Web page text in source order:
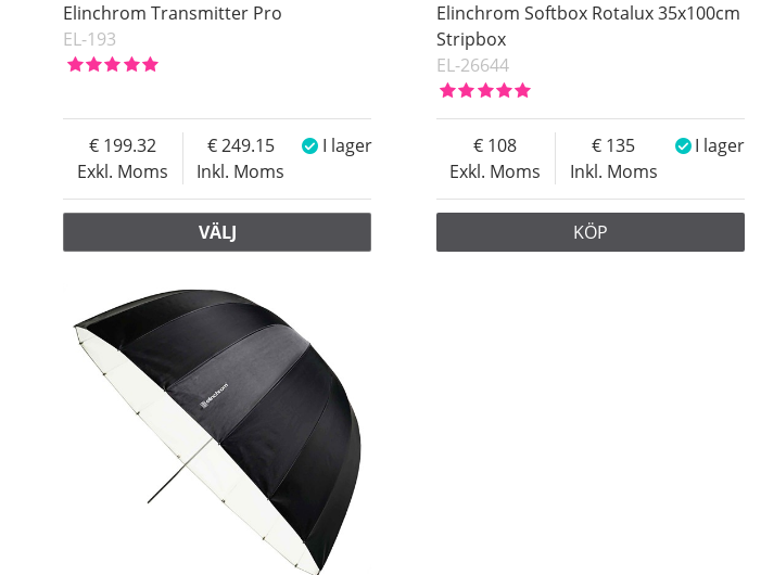
Elinchrom Transmitter Pro
EL-193
Exkl. Moms
199.32
Inkl. Moms
249.15 I lager
VÄLJ
Elinchrom Softbox Rotalux 35x100cm
Stripbox
EL-26644
Exkl. Moms
108
Inkl. Moms
135 I lager
KÖP